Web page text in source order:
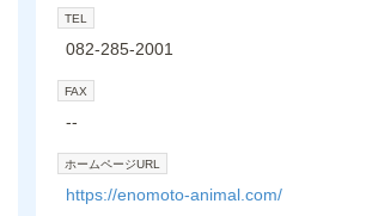
TEL
082-285-2001
FAX
--
ホームページURL
https://enomoto-animal.com/